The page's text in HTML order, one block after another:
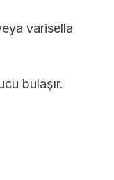
varisella
bulaşır.